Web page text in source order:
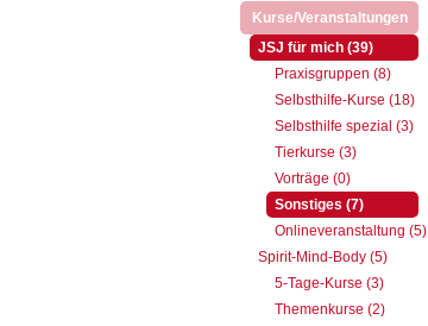
Kurse/Veranstaltungen
(aktiv)
JSJ für mich (39)(aktiv)
Praxisgruppen (8)
Selbsthilfe-Kurse (18)
Selbsthilfe spezial (3)
Tierkurse (3)
Vorträge (0)
Sonstiges (7)(aktiv)
Onlineveranstaltung (5)
Spirit-Mind-Body (5)
5-Tage-Kurse (3)
Themenkurse (2)